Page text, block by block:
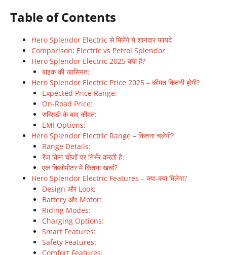
Table of Contents
Hero Splendor Electric से मिलेंगे ये शानदार फायदे
Comparison: Electric vs Petrol Splendor
Hero Splendor Electric 2025 क्या है?
बाइक की खासियत:
Hero Splendor Electric Price 2025 – कीमत कितनी होगी?
Expected Price Range:
On-Road Price:
सब्सिडी के बाद कीमत:
EMI Options:
Hero Splendor Electric Range – कितना चलेगी?
Range Details:
रेंज किन चीजों पर निर्भर करती है:
एक किलोमीटर में कितना खर्चा?
Hero Splendor Electric Features – क्या-क्या मिलेगा?
Design और Look:
Battery और Motor:
Riding Modes:
Charging Options:
Smart Features:
Safety Features:
Comfort Features: